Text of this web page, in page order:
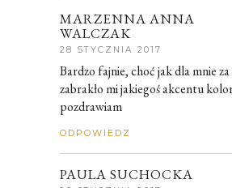
MARZENNA ANNA
WALCZAK
28 STYCZNIA 2017
Bardzo fajnie, choć jak dla mnie
zabrakło mi jakiegoś akcentu
pozdrawiam
ODPOWIEDZ
PAULA SUCHOCKA